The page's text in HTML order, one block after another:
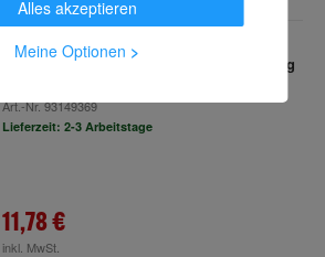
SIMONSWERK Anschweißband KO 50, 2tlg
Art.-Nr.93149369
Lieferzeit: 2-3 Arbeitstage
11,78 €
inkl. MwSt.
Alles akzeptieren
Meine Optionen >